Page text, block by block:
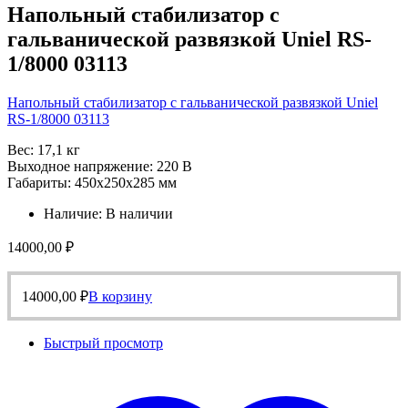
Напольный стабилизатор с
гальванической развязкой Uniel RS-
1/8000 03113
Напольный стабилизатор с гальванической развязкой Uniel
RS-1/8000 03113
Вес: 17,1 кг
Выходное напряжение: 220 В
Габариты: 450х250х285 мм
Наличие: В наличии
14000,00 ₽
14000,00 ₽В корзину
Быстрый просмотр